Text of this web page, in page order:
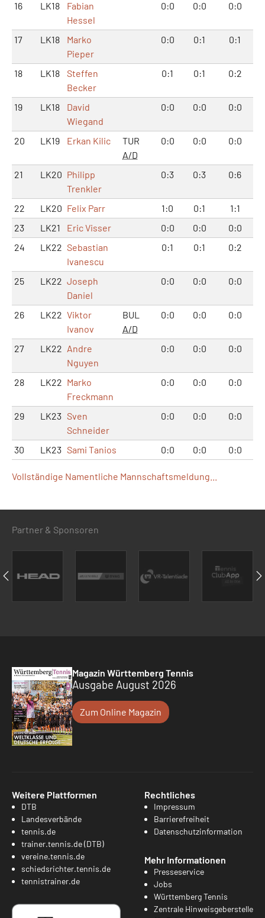
16 LK18
Fabian
Hessel
0:0 0:0 0:0
17 LK18
Marko
Pieper
0:0 0:1 0:1
18 LK18
Steffen
Becker
0:1 0:1 0:2
19 LK18
David
Wiegand
0:0 0:0 0:0
20 LK19 Erkan Kilic
TUR
A/D
0:0 0:0 0:0
21 LK20 Philipp
Trenkler
0:3 0:3 0:6
22 LK20 Felix Parr 1:0 0:1
1:1
23
LK21 Eric Visser 0:0 0:0
0:0
24
LK22 Sebastian
Ivanescu
0:1 0:1 0:2
25 LK22 Joseph
Daniel
0:0 0:0 0:0
26 LK22 Viktor
Ivanov
BUL
A/D
0:0 0:0 0:0
27 LK22 Andre
Nguyen
0:0 0:0 0:0
28 LK22 Marko
Freckmann
0:0 0:0 0:0
29 LK23 Sven
Schneider
0:0 0:0 0:0
30 LK23 Sami Tanios 0:0 0:0 0:0
Vollständige Namentliche Mannschaftsmeldung...
Partner & Sponsoren
Magazin Württemberg Tennis
Ausgabe August 2026
Zum Online Magazin
Weitere Plattformen
DTB
Landesverbände
tennis.de
trainer.tennis.de (DTB)
vereine.tennis.de
schiedsrichter.tennis.de
tennistrainer.de
Rechtliches
Impressum
Barrierefreiheit
Datenschutzinformation
Mehr Informationen
Presseservice
Jobs
Württemberg Tennis
Zentrale Hinweisgeberstelle